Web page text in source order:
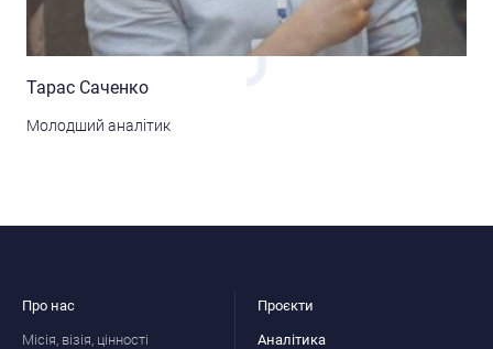
Тарас Саченко
Молодший аналітик
Про нас
Місія, візія, цінності
Проєкти
Аналітика